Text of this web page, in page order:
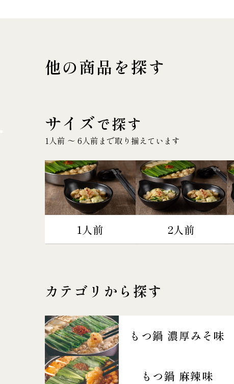
他の商品を探す
サイズで探す
1人前 〜 6人前まで取り揃えています
1人前 2人前
カテゴリから探す
もつ鍋 濃厚みそ味
もつ鍋 麻辣味